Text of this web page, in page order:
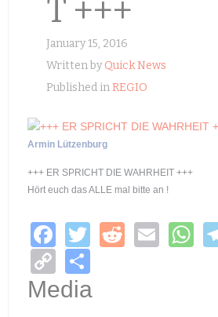
T +++
January 15, 2016
Written byQuick News
Published inREGIO
Armin Lützenburg
+++ ER SPRICHT DIE WAHRHEIT +++
Hört euch das ALLE mal bitte an !
F
a
c
T
tt
R
E
W
C
o
h
Media